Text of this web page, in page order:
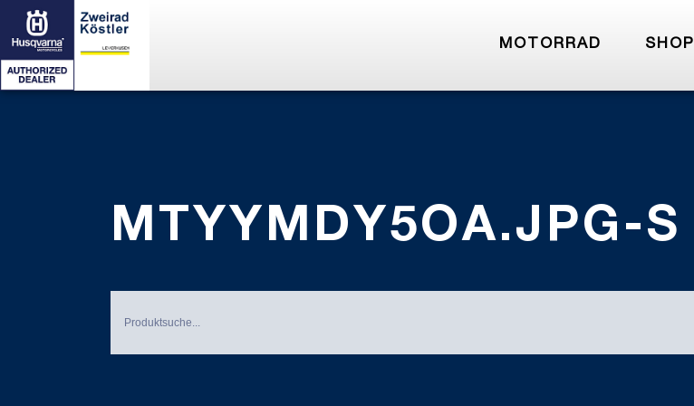
MOTORRAD SHOP
MTYYMDY5OA.JPG-S